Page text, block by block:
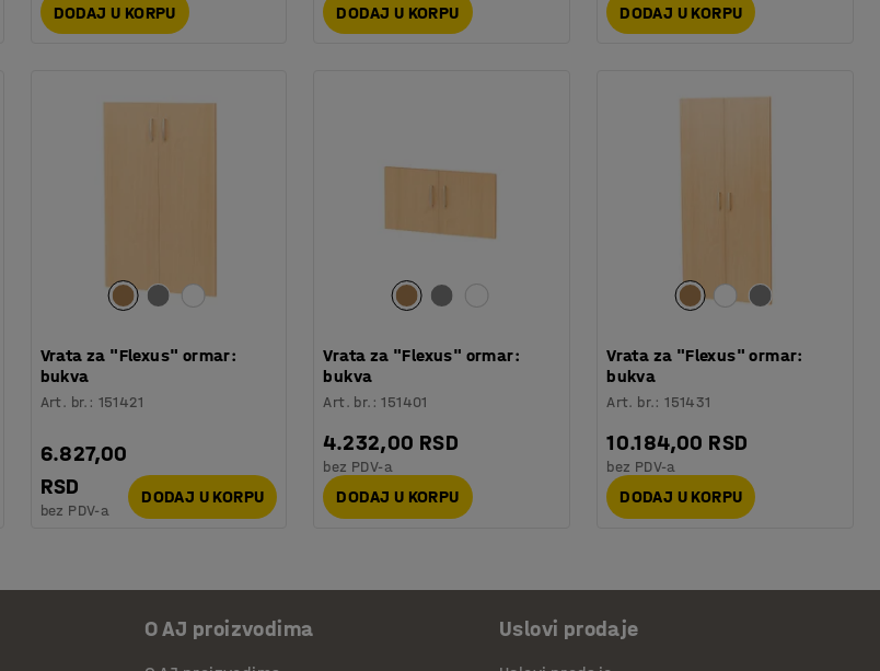
DODAJ U KORPU DODAJ U KORPU DODAJ U KORPU
Vrata za "Flexus" ormar:
bukva
Art. br. : 151421
6.827,00
RSD
bez PDV-a
DODAJ U KORPU
Vrata za "Flexus" ormar:
bukva
Art. br. :151401
4.232,00 RSD
bez PDV-a
DODAJ U KORPU
Vrata za "Flexus" ormar:
bukva
Art. br.:151431
10.184,00 RSD
bez PDV-a
DODAJ U KORPU
O AJ proizvodima Uslovi prodaje